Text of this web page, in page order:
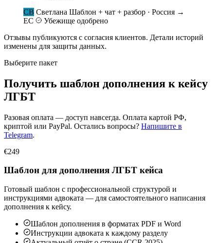
СВ Светлана Шаблон + чат + разбор · Россия →
ЕС
Убежище одобрено
Отзывы публикуются с согласия клиентов. Детали историй
изменены для защиты данных.
Выберите пакет
Получить шаблон дополнения к кейсу
ЛГБТ
Разовая оплата — доступ навсегда. Оплата картой РФ,
криптой или PayPal. Остались вопросы? Напишите в
Telegram.
€249
Шаблон для дополнения ЛГБТ кейса
Готовый шаблон с профессиональной структурой и
инструкциями адвоката — для самостоятельного написания
дополнения к кейсу.
Шаблон дополнения в форматах PDF и Word
Инструкции адвоката к каждому разделу